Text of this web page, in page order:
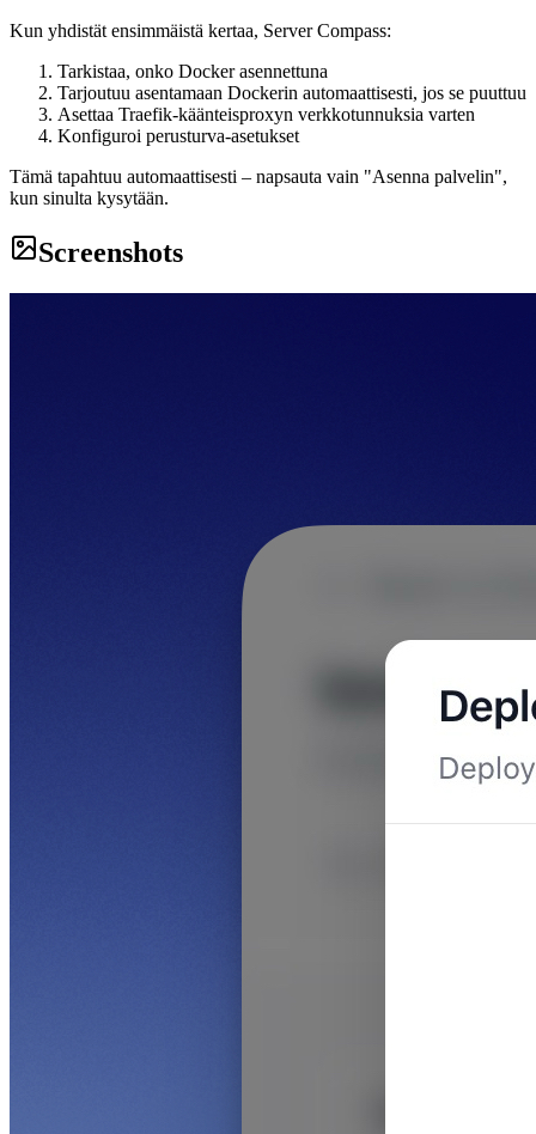
Kun yhdistät ensimmäistä kertaa, Server Compass:
Tarkistaa, onko Docker asennettuna
Tarjoutuu asentamaan Dockerin automaattisesti, jos se puuttuu
Asettaa Traefik-käänteisproxyn verkkotunnuksia varten
Konfiguroi perusturva-asetukset
Tämä tapahtuu automaattisesti – napsauta vain "Asenna palvelin",
kun sinulta kysytään.
Screenshots